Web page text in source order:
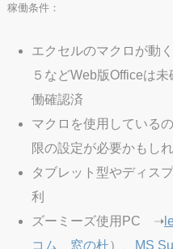
稼働条件：
エクセルのマクロが動
５などWeb版Officeは
働確認済
マクロを使用している
限の設定が必要かもしれ
タブレット型やディス
利
ズーミーズ使用PC ➝
コム
窓の杜）、 MS